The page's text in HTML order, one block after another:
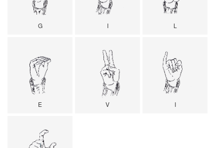
G I L
E V I